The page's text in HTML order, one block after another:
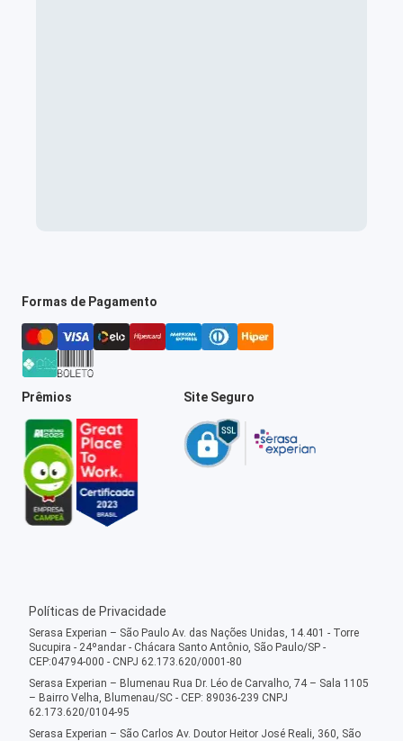
Formas de Pagamento
Prêmios Site Seguro
Políticas de Privacidade
Serasa Experian – São Paulo Av. das Nações Unidas, 14.401 - Torre
Sucupira - 24ºandar - Chácara Santo Antônio, São Paulo/SP -
CEP:04794-000 - CNPJ 62.173.620/0001-80
Serasa Experian – Blumenau Rua Dr. Léo de Carvalho, 74 – Sala 1105
– Bairro Velha, Blumenau/SC - CEP: 89036-239 CNPJ
62.173.620/0104-95
Serasa Experian – São Carlos Av. Doutor Heitor José Reali, 360, São